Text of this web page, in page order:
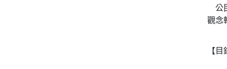
公
觀念
【